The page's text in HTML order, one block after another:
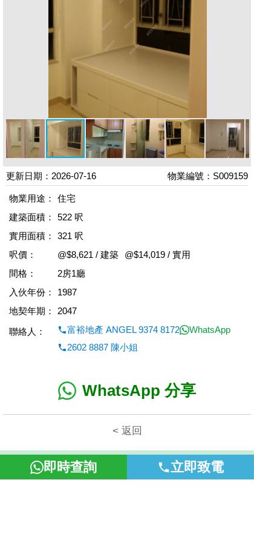
更新日期：2026-07-16 物業編號：S009159
物業用途：
住宅
建築面積：
522 呎
實用面積：
321 呎
呎價：
@$8,621 / 建築
@$14,019 / 實用
間格：
2房1廳
入伙年份：
1987
地契年期：
2047
聯絡人：
富裕地產 ANGEL 9374 8172
WhatsApp
2602 8887 陳小姐
WhatsApp 分享
< 返回
即時查詢 立即致電
本網頁所提供資料僅作參考用途。若因錯漏而引致任何不便或損
失，富裕地產概不負責。